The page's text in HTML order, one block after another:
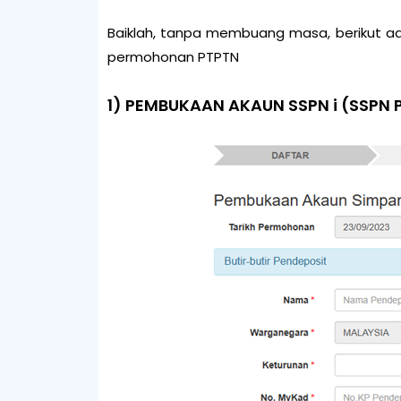
Baiklah, tanpa membuang masa, berikut
permohonan PTPTN
1) PEMBUKAAN AKAUN SSPN i (SSPN